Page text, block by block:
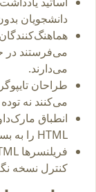
دانشجویان
می‌دارند.
طراحان
می‌کنند نه توده monospace.
انطباق
HTML را به بسته ممیزی اضافه می‌کند.
کنترل نسخه